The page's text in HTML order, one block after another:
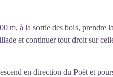
m, à la sortie des bois, prendre
et continuer tout droit sur
en direction du Poët et